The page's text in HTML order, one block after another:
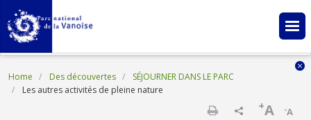
Skip to main content
Breadcrumb
Home Des découvertes
SÉJOURNER DANS LE PARC
Les autres activités de pleine nature
-A
+A